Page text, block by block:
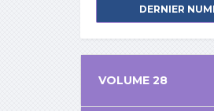
DERNIER
VOLUME 28